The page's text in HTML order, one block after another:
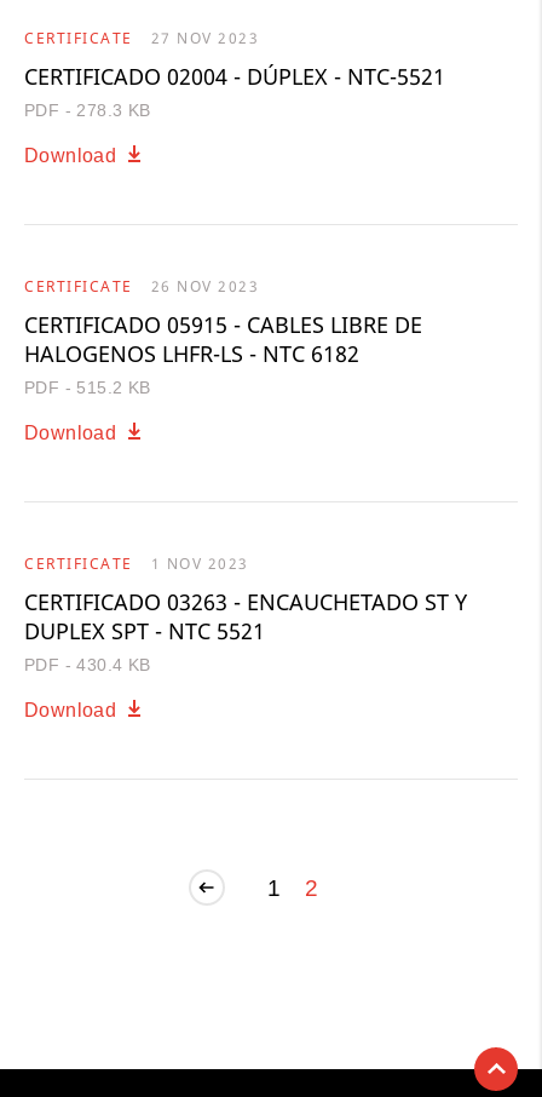
CERTIFICATE 27 NOV 2023
CERTIFICADO 02004 - DÚPLEX - NTC-5521
PDF - 278.3 KB
Download
CERTIFICATE 26 NOV 2023
CERTIFICADO 05915 - CABLES LIBRE DE
HALOGENOS LHFR-LS - NTC 6182
PDF - 515.2 KB
Download
CERTIFICATE 1 NOV 2023
CERTIFICADO 03263 - ENCAUCHETADO ST Y
DUPLEX SPT - NTC 5521
PDF - 430.4 KB
Download
1 2